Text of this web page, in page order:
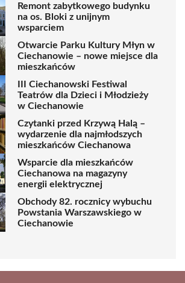
Remont zabytkowego budynku
na os. Bloki z unijnym
wsparciem
Otwarcie Parku Kultury Młyn w
Ciechanowie – nowe miejsce dla
mieszkańców
III Ciechanowski Festiwal
Teatrów dla Dzieci i Młodzieży
w Ciechanowie
Czytanki przed Krzywą Halą –
wydarzenie dla najmłodszych
mieszkańców Ciechanowa
Wsparcie dla mieszkańców
Ciechanowa na magazyny
energii elektrycznej
Obchody 82. rocznicy wybuchu
Powstania Warszawskiego w
Ciechanowie